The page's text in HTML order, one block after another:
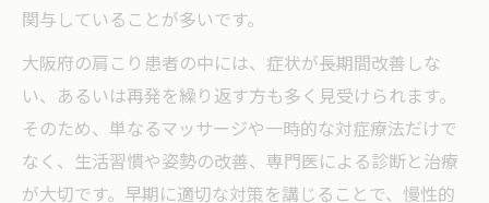
関与していることが多いです。
大阪府の肩こり患者の中には、症状が長期間改善しな
い、あるいは再発を繰り返す方も多く見受けられます。
そのため、単なるマッサージや一時的な対症療法だけで
なく、生活習慣や姿勢の改善、専門医による診断と治療
が大切です。早期に適切な対策を講じることで、慢性的